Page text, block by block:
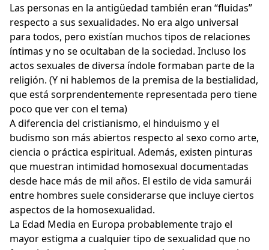
Las personas en la antigüedad también eran “fluidas”
respecto a sus sexualidades. No era algo universal
para todos, pero existían muchos tipos de relaciones
íntimas y no se ocultaban de la sociedad. Incluso los
actos sexuales de diversa índole formaban parte de la
religión. (Y ni hablemos de la premisa de la bestialidad,
que está sorprendentemente representada pero tiene
poco que ver con el tema)
A diferencia del cristianismo, el hinduismo y el
budismo son más abiertos respecto al sexo como arte,
ciencia o práctica espiritual. Además, existen pinturas
que muestran intimidad homosexual documentadas
desde hace más de mil años. El estilo de vida samurái
entre hombres suele considerarse que incluye ciertos
aspectos de la homosexualidad.
La Edad Media en Europa probablemente trajo el
mayor estigma a cualquier tipo de sexualidad que no